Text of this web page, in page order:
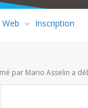
Inscription
par Mario Asselin a